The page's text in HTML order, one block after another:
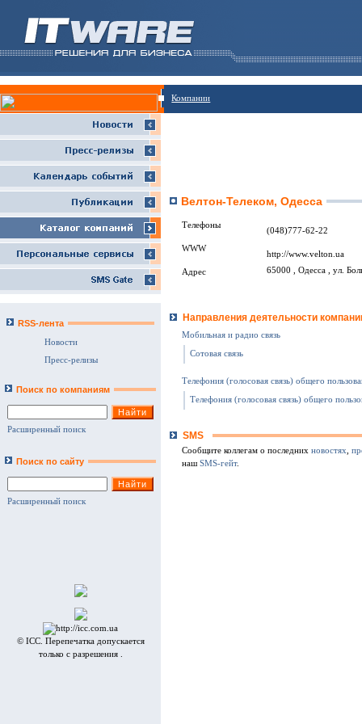
Компании
RSS-лента
Новости
Пресс-релизы
Поиск по компаниям
Расширенный поиск
Поиск по сайту
Расширенный поиск
© ICC. Перепечатка допускается
только с разрешения .
Велтон-Телеком, Одесса
Телефоны
(048)777-62-22
WWW
http://www.velton.ua
Адрес
65000 , Одесса , ул.
Направления деятельности
Мобильная и радио связь
Сотовая связь
Телефония (голосовая связь) общего
Телефония (голосовая связь) общего
SMS
Сообщите коллегам о последних новостях
наш SMS-гейт.